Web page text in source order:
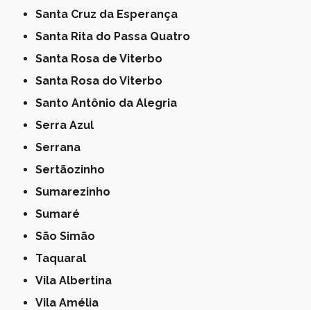
Santa Cruz da Esperança
Santa Rita do Passa Quatro
Santa Rosa de Viterbo
Santa Rosa do Viterbo
Santo Antônio da Alegria
Serra Azul
Serrana
Sertãozinho
Sumarezinho
Sumaré
São Simão
Taquaral
Vila Albertina
Vila Amélia